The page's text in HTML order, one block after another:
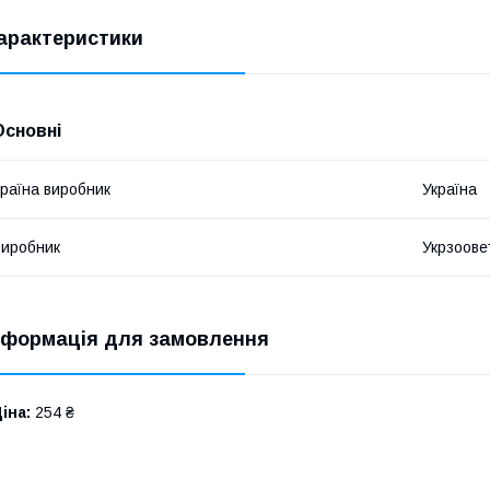
виробник Україна
для замовлення
254 ₴